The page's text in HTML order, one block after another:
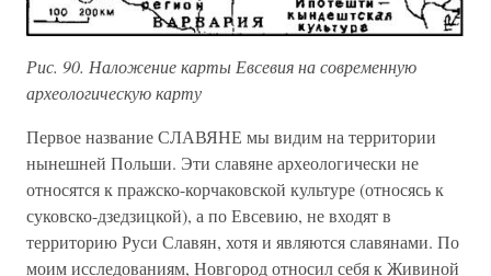
Рис. 90. Наложение карты Евсевия на современную
археологическую карту
Первое название СЛАВЯНЕ мы видим на территории
нынешней Польши. Эти славяне археологически не
относятся к пражско-корчаковской культуре (относясь к
суковско-дзедзицкой), а по Евсевию, не входят в
территорию Руси Славян, хотя и являются славянами. По
моим исследованиям, Новгород относил себя к Живиной